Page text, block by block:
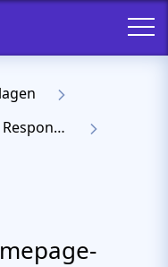
MotoCMS 3 Vorlagen - Responsive Templates für Website